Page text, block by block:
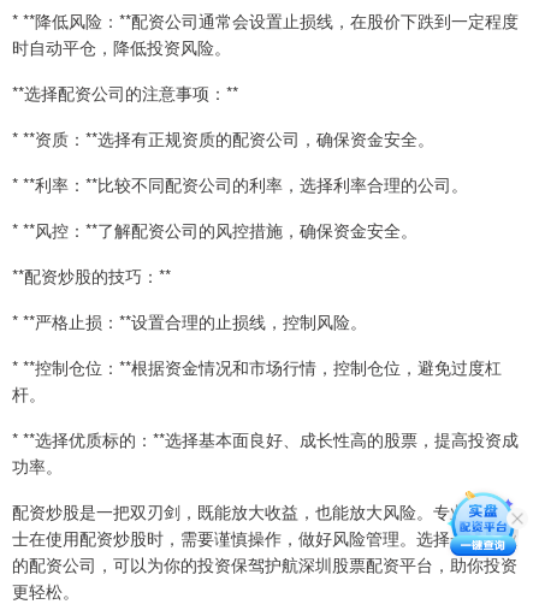
* **降低风险：**配资公司通常会设置止损线，在股价下跌到一定程度
时自动平仓，降低投资风险。
**选择配资公司的注意事项：**
* **资质：**选择有正规资质的配资公司，确保资金安全。
* **利率：**比较不同配资公司的利率，选择利率合理的公司。
* **风控：**了解配资公司的风控措施，确保资金安全。
**配资炒股的技巧：**
* **严格止损：**设置合理的止损线，控制风险。
* **控制仓位：**根据资金情况和市场行情，控制仓位，避免过度杠
杆。
* **选择优质标的：**选择基本面良好、成长性高的股票，提高投资成
功率。
配资炒股是一把双刃剑，既能放大收益，也能放大风险。专业炒股人
士在使用配资炒股时，需要谨慎操作，做好风险管理。选择一家专业
的配资公司，可以为你的投资保驾护航深圳股票配资平台，助你投资
更轻松。